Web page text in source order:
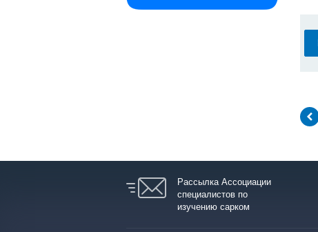
Рассылка Ассоциации
специалистов по
изучению сарком